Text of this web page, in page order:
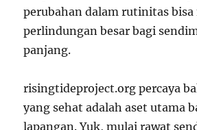
perubahan dalam rutinitas
perlindungan besar bagi
panjang.
risingtideproject.org percaya
yang sehat adalah aset utama
lapangan. Yuk, mulai rawat